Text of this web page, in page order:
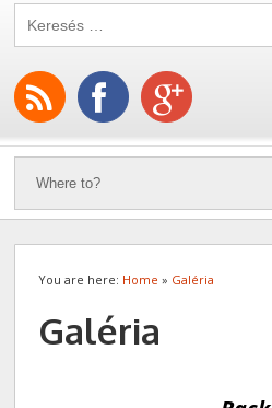
You are here: Home » Galéria
Galéria